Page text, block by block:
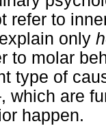
refer to
only
to molar
type of
which are
happen.